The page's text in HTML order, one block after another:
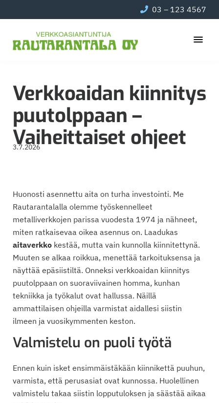
pääsisältöön
ensisijaiseen
sivupalkkiin
alatunnisteeseen
03 – 123 4567
Oy
asiantuntija
jo
vuodesta
1974.
Verkkoaidan kiinnitys
puutolppaan –
Vaiheittaiset ohjeet
3.7.2026
Huonosti asennettu aita on turha investointi. Me
Rautarantalalla olemme työskennelleet
metalliverkkojen parissa vuodesta 1974 ja nähneet,
miten ratkaisevaa oikea asennus on. Laadukas
aitaverkkokestää, mutta vain kunnolla kiinnitettynä.
Muuten se alkaa roikkua, menettää tarkoituksensa ja
näyttää epäsiistiltä. Onneksi verkkoaidan kiinnitys
puutolppaan on suoraviivainen homma, kunhan
tekniikka ja työkalut ovat hallussa. Näillä
ammattilaisen ohjeilla varmistat aidallesi siistin
ilmeen ja vuosikymmenten keston.
Valmistelu on puoli työtä
Ennen kuin isket ensimmäistäkään kiinnikettä puuhun,
varmista, että perusasiat ovat kunnossa. Huolellinen
valmistelu takaa siistin lopputuloksen ja säästää aikaa